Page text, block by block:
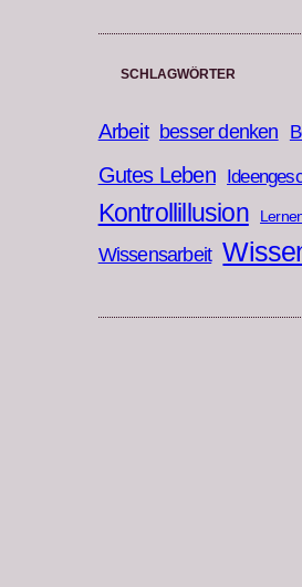
SCHLAGWÖRTER
Arbeit besser denken
Gutes Leben
Kontrollillusion
Wissensarbeit